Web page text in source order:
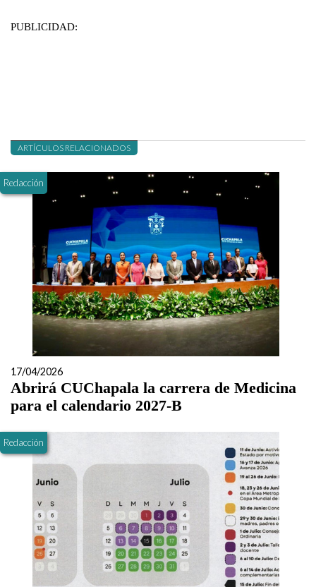
PUBLICIDAD:
ARTÍCULOS RELACIONADOS
Redacción
17/04/2026
Abrirá CUChapala la carrera de Medicina
para el calendario 2027-B
Redacción